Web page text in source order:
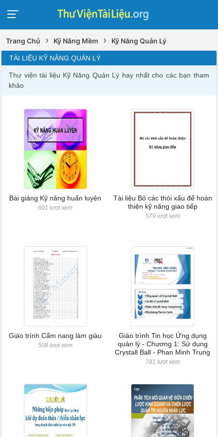
Trang Chủ › Kỹ Năng Mềm › Kỹ Năng Quản Lý
TÀI LIỆU KỸ NĂNG QUẢN LÝ
Thư viện tài liệu Kỹ Năng Quản Lý hay nhất cho các bạn tham
khảo
Bài giảng Kỹ năng huấn luyện
601 lượt xem
Tài liệu Bỏ các thói xấu để hoàn
thiện kỹ năng giao tiếp
579 lượt xem
Giáo trình Cẩm nang làm giàu
508 lượt xem
Giáo trình Tin học Ứng dụng
quản lý - Chương 1: Sử dụng
Crystall Ball - Phan Minh Trung
781 lượt xem